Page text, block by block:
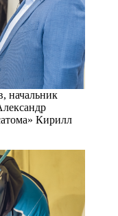
начальник
Кирилл